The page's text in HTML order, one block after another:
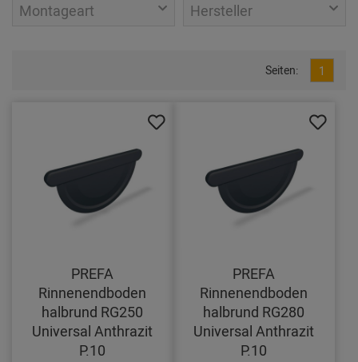
Montageart Hersteller
Seiten: 1
PREFA
Rinnenendboden
halbrund RG250
Universal Anthrazit
P.10
PREFA
Rinnenendboden
halbrund RG280
Universal Anthrazit
P.10